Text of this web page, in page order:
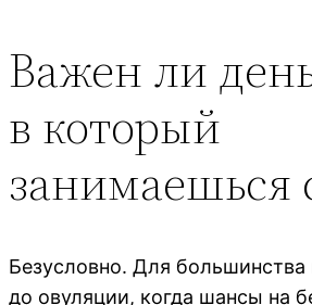
Важен ли
в который
занимаешься
Безусловно. Для большинства
до овуляции, когда шансы на